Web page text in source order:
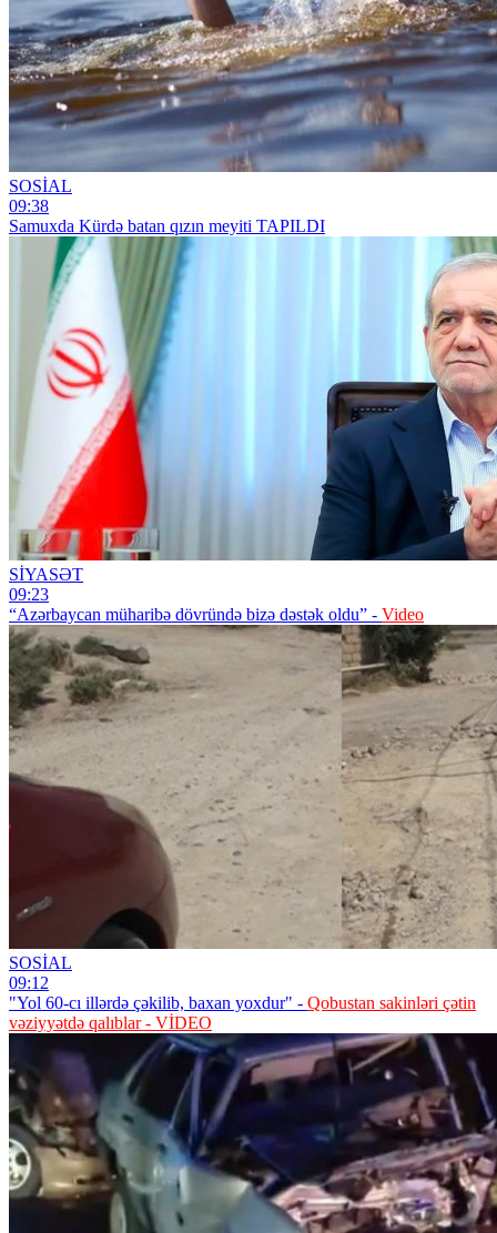
SOSİAL
09:38
Samuxda Kürdə batan qızın meyiti TAPILDI
SİYASƏT
09:23
“Azərbaycan müharibə dövründə bizə dəstək oldu” - Video
SOSİAL
09:12
"Yol 60-cı illərdə çəkilib, baxan yoxdur" - Qobustan sakinləri çətin
vəziyyətdə qalıblar - VİDEO